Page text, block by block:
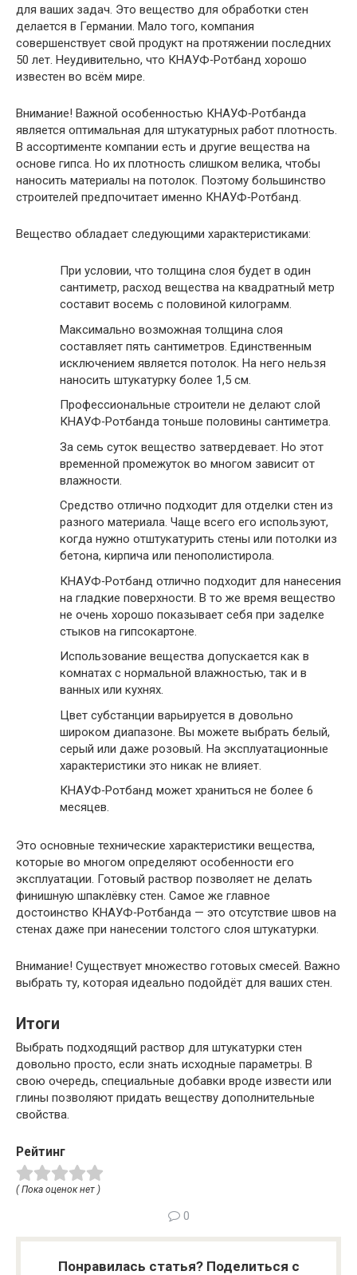
для ваших задач. Это вещество для обработки стен
делается в Германии. Мало того, компания
совершенствует свой продукт на протяжении последних
50 лет. Неудивительно, что КНАУФ‑Ротбанд хорошо
известен во всём мире.
Внимание! Важной особенностью КНАУФ‑Ротбанда
является оптимальная для штукатурных работ плотность.
В ассортименте компании есть и другие вещества на
основе гипса. Но их плотность слишком велика, чтобы
наносить материалы на потолок. Поэтому большинство
строителей предпочитает именно КНАУФ‑Ротбанд.
Вещество обладает следующими характеристиками:
При условии, что толщина слоя будет в один
сантиметр, расход вещества на квадратный метр
составит восемь с половиной килограмм.
Максимально возможная толщина слоя
составляет пять сантиметров. Единственным
исключением является потолок. На него нельзя
наносить штукатурку более 1,5 см.
Профессиональные строители не делают слой
КНАУФ‑Ротбанда тоньше половины сантиметра.
За семь суток вещество затвердевает. Но этот
временной промежуток во многом зависит от
влажности.
Средство отлично подходит для отделки стен из
разного материала. Чаще всего его используют,
когда нужно отштукатурить стены или потолки из
бетона, кирпича или пенополистирола.
КНАУФ‑Ротбанд отлично подходит для нанесения
на гладкие поверхности. В то же время вещество
не очень хорошо показывает себя при заделке
стыков на гипсокартоне.
Использование вещества допускается как в
комнатах с нормальной влажностью, так и в
ванных или кухнях.
Цвет субстанции варьируется в довольно
широком диапазоне. Вы можете выбрать белый,
серый или даже розовый. На эксплуатационные
характеристики это никак не влияет.
КНАУФ‑Ротбанд может храниться не более 6
месяцев.
Это основные технические характеристики вещества,
которые во многом определяют особенности его
эксплуатации. Готовый раствор позволяет не делать
финишную шпаклёвку стен. Самое же главное
достоинство КНАУФ‑Ротбанда — это отсутствие швов на
стенах даже при нанесении толстого слоя штукатурки.
Внимание! Существует множество готовых смесей. Важно
выбрать ту, которая идеально подойдёт для ваших стен.
Итоги
Выбрать подходящий раствор для штукатурки стен
довольно просто, если знать исходные параметры. В
свою очередь, специальные добавки вроде извести или
глины позволяют придать веществу дополнительные
свойства.
Рейтинг
( Пока оценок нет )
0
Понравилась статья? Поделиться с